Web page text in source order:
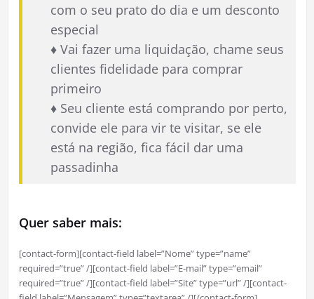
com o seu prato do dia e um desconto
especial
♦ Vai fazer uma liquidação, chame seus
clientes fidelidade para comprar
primeiro
♦ Seu cliente está comprando por perto,
convide ele para vir te visitar, se ele
está na região, fica fácil dar uma
passadinha
Quer saber mais:
[contact-form][contact-field label=”Nome” type=”name”
required=”true” /][contact-field label=”E-mail” type=”email”
required=”true” /][contact-field label=”Site” type=”url” /][contact-